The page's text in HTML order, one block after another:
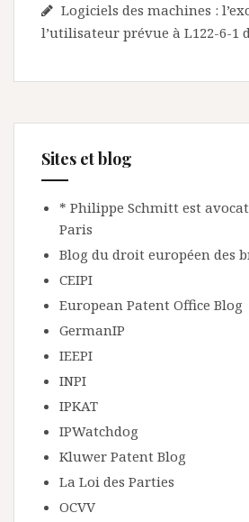
Logiciels des machines :
l’utilisateur prévue à L122-6-1
Sites et blog
* Philippe Schmitt est
Paris
Blog du droit européen des
CEIPI
European Patent Office Blog
GermanIP
IEEPI
INPI
IPKAT
IPWatchdog
Kluwer Patent Blog
La Loi des Parties
OCVV